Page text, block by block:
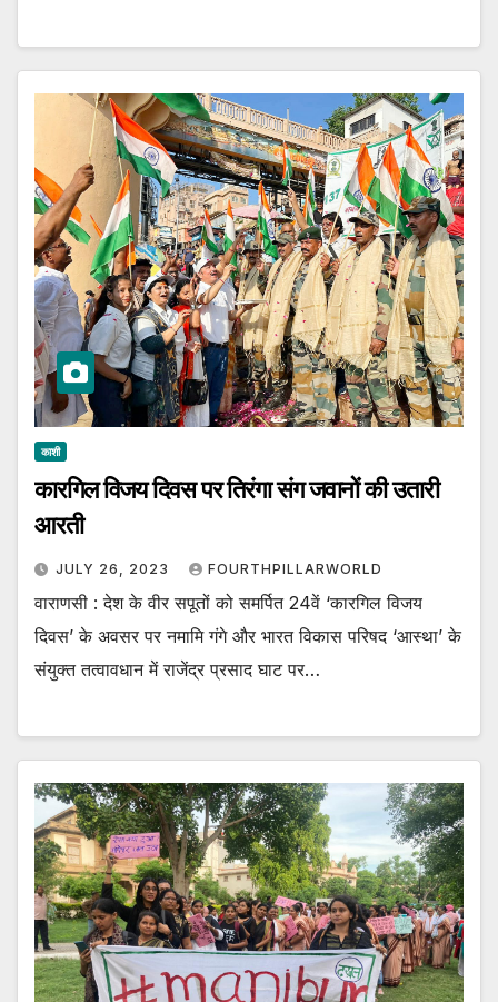
काशी
कारगिल विजय दिवस पर तिरंगा संग जवानों की उतारी
आरती
JULY 26, 2023 FOURTHPILLARWORLD
वाराणसी : देश के वीर सपूतों को समर्पित 24वें ‘कारगिल विजय
दिवस’ के अवसर पर नमामि गंगे और भारत विकास परिषद ‘आस्था’ के
संयुक्त तत्वावधान में राजेंद्र प्रसाद घाट पर…